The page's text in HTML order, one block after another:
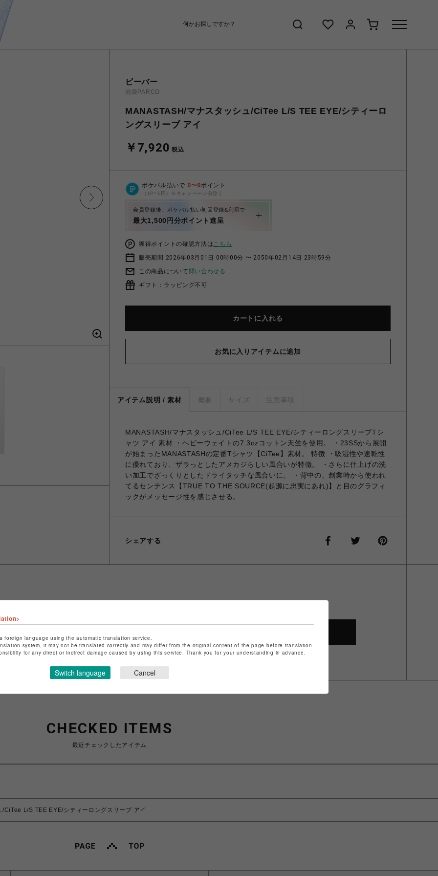
ビーバー
池袋PARCO
MANASTASH/マナスタッシュ/CiTee L/S TEE EYE/シティーロ
ングスリーブ アイ
￥7,920 税込
ポケパル払いで 0〜0ポイント
（1P=1円）※キャンペーン分除く
会員登録後、ポケパル払い初回登録&利用で
最大1,500円分ポイント進呈
獲得ポイントの確認方法はこちら
販売期間 2026年03月01日 00時00分 〜 2050年02月14日 23時59分
この商品について 問い合わせる
ギフト：ラッピング不可
カートに入れる
お気に入りアイテムに追加
アイテム説明 / 素材 概要 サイズ 注意事項
MANASTASH/マナスタッシュ/CiTee L/S TEE EYE/シティーロングスリーブTシ
ャツ アイ 素材 ・ヘビーウェイトの7.3ozコットン天竺を使用。 ・23SSから展開
が始まったMANASTASHの定番Tシャツ【CiTee】素材。 特徴 ・吸湿性や速乾性
に優れており、ザラっとしたアメカジらしい風合いが特徴。 ・さらに仕上げの洗
い加工でざっくりとしたドライタッチな風合いに。 ・背中の、創業時から使われ
てるセンテンス【TRUE TO THE SOURCE(起源に忠実にあれ)】と目のグラフィ
ックがメッセージ性を感じさせる。
シェアする
舗名
池袋PARCO
定商取引法など法令に基づく表記はこちら
ョップお問い合わせはこちら
CHECKED ITEMS
最近チェックしたアイテム
CiTee L/S TEE EYE/シティーロングスリーブ アイ
foreign language using the automatic translation service.
system, it may not be translated correctly and may differ from the original content of the page before translation.
for any direct or indirect damage caused by using this service. Thank you for your understanding in advance.
Switch language Cancel